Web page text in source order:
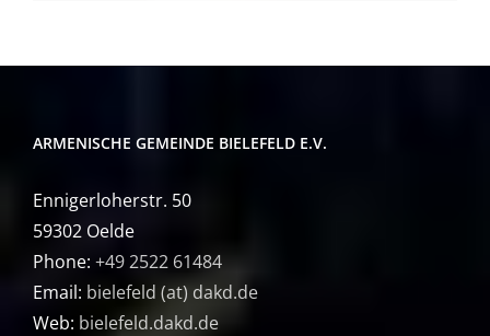
ARMENISCHE GEMEINDE BIELEFELD E.V.
Ennigerloherstr. 50
59302 Oelde
Phone: +49 2522 61484
Email: bielefeld (at) dakd.de
Web: bielefeld.dakd.de